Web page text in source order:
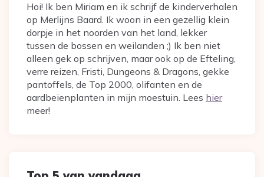
Hoi! Ik ben Miriam en ik schrijf de kinderverhalen
op Merlijns Baard. Ik woon in een gezellig klein
dorpje in het noorden van het land, lekker
tussen de bossen en weilanden ;) Ik ben niet
alleen gek op schrijven, maar ook op de Efteling,
verre reizen, Fristi, Dungeons & Dragons, gekke
pantoffels, de Top 2000, olifanten en de
aardbeienplanten in mijn moestuin. Lees hier
meer!